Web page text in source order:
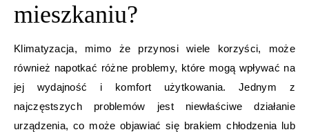
mieszkaniu?
Klimatyzacja, mimo że przynosi wiele korzyści, może
również napotkać różne problemy, które mogą wpływać na
jej wydajność i komfort użytkowania. Jednym z
najczęstszych problemów jest niewłaściwe działanie
urządzenia, co może objawiać się brakiem chłodzenia lub